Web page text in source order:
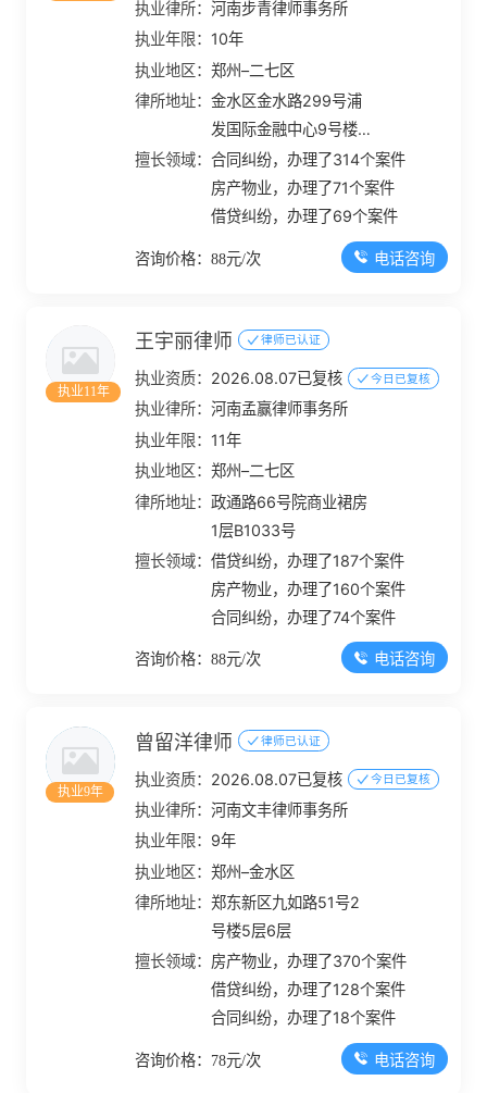
执业律所：河南步青律师事务所
执业年限： 10年
执业地区：郑州–二七区
律所地址：金水区金水路299号浦
发国际金融中心9号楼
10层1007号
擅长领域：合同纠纷，办理了314个案件
房产物业，办理了71个案件
借贷纠纷，办理了69个案件
咨询价格：88元/次 电话咨询
执业11年
王宇丽律师 律师已认证
执业资质： 2026.08.07已复核 今日已复核
执业律所：河南孟赢律师事务所
执业年限： 11年
执业地区：郑州–二七区
律所地址：政通路66号院商业裙房
1层B1033号
擅长领域：借贷纠纷，办理了187个案件
房产物业，办理了160个案件
合同纠纷，办理了74个案件
咨询价格：88元/次 电话咨询
执业9年
曾留洋律师 律师已认证
执业资质： 2026.08.07已复核 今日已复核
执业律所：河南文丰律师事务所
执业年限： 9年
执业地区：郑州–金水区
律所地址：郑东新区九如路51号2
号楼5层6层
擅长领域： 房产物业，办理了370个案件
借贷纠纷，办理了128个案件
合同纠纷，办理了18个案件
咨询价格：78元/次 电话咨询